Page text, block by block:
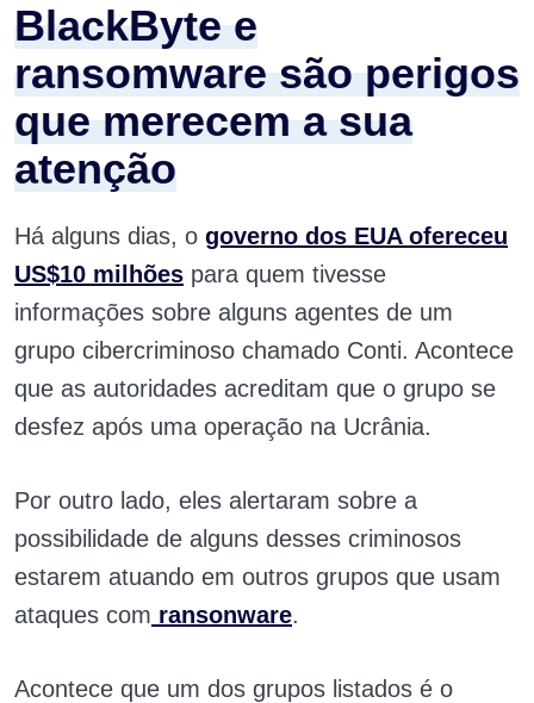
BlackByte e
ransomware são perigos
que merecem a sua
atenção
Há alguns dias, o governo dos EUA ofereceu
US$10 milhões para quem tivesse
informações sobre alguns agentes de um
grupo cibercriminoso chamado Conti. Acontece
que as autoridades acreditam que o grupo se
desfez após uma operação na Ucrânia.
Por outro lado, eles alertaram sobre a
possibilidade de alguns desses criminosos
estarem atuando em outros grupos que usam
ataques com ransonware.
Acontece que um dos grupos listados é o